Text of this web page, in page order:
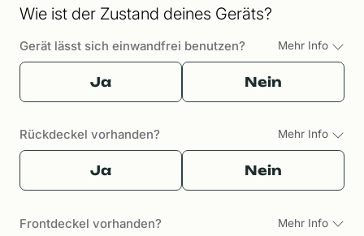
Wie ist der Zustand deines Geräts?
Gerät lässt sich einwandfrei benutzen? Mehr Info
Ja Nein
Rückdeckel vorhanden? Mehr Info
Ja Nein
Frontdeckel vorhanden? Mehr Info